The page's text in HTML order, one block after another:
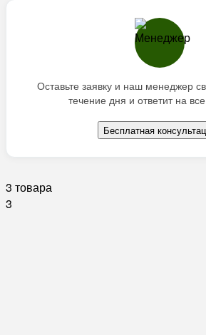
Оставьте заявку и наш менеджер
течение дня и ответит на
Бесплатная
3 товара
3